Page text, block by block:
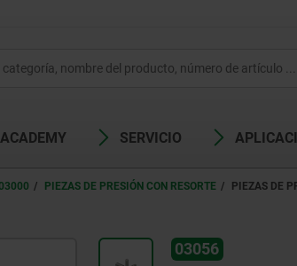
SERVICIO
PIEZAS DE PRESIÓN CON RESORTE
PIEZAS DE
03056